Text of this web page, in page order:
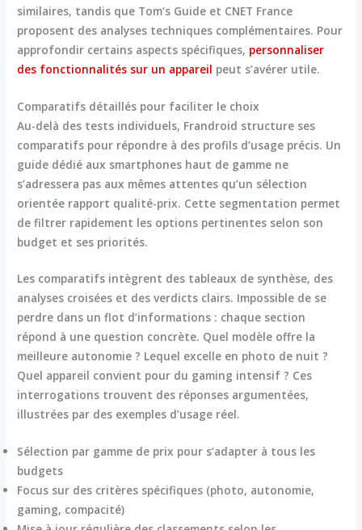
similaires, tandis que Tom’s Guide et CNET France
proposent des analyses techniques complémentaires. Pour
approfondir certains aspects spécifiques, personnaliser
des fonctionnalités sur un appareil peut s’avérer utile.
Comparatifs détaillés pour faciliter le choix
Au-delà des tests individuels, Frandroid structure ses
comparatifs pour répondre à des profils d’usage précis. Un
guide dédié aux smartphones haut de gamme ne
s’adressera pas aux mêmes attentes qu’un sélection
orientée rapport qualité-prix. Cette segmentation permet
de filtrer rapidement les options pertinentes selon son
budget et ses priorités.
Les comparatifs intègrent des tableaux de synthèse, des
analyses croisées et des verdicts clairs. Impossible de se
perdre dans un flot d’informations : chaque section
répond à une question concrète. Quel modèle offre la
meilleure autonomie ? Lequel excelle en photo de nuit ?
Quel appareil convient pour du gaming intensif ? Ces
interrogations trouvent des réponses argumentées,
illustrées par des exemples d’usage réel.
Sélection par gamme de prix pour s’adapter à tous les
budgets
Focus sur des critères spécifiques (photo, autonomie,
gaming, compacité)